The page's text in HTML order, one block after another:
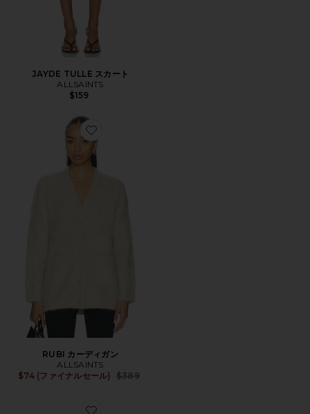
JAYDE TULLE スカート
ALLSAINTS
$159
Favorite RUBI カーディガン
RUBI カーディガン
ALLSAINTS
$74 (ファイナルセール)
Previous price:
$389